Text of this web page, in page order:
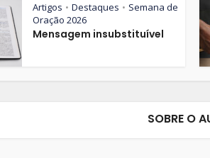
Artigos • Destaques • Semana de
Oração 2026
Mensagem insubstituível
SOBRE O